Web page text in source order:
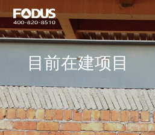
目前在建项目